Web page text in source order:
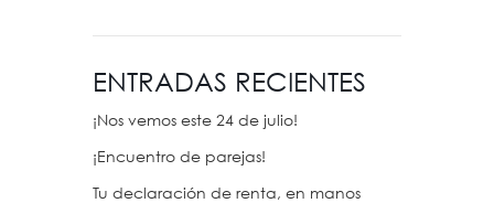
ENTRADAS RECIENTES
¡Nos vemos este 24 de julio!
¡Encuentro de parejas!
Tu declaración de renta, en manos